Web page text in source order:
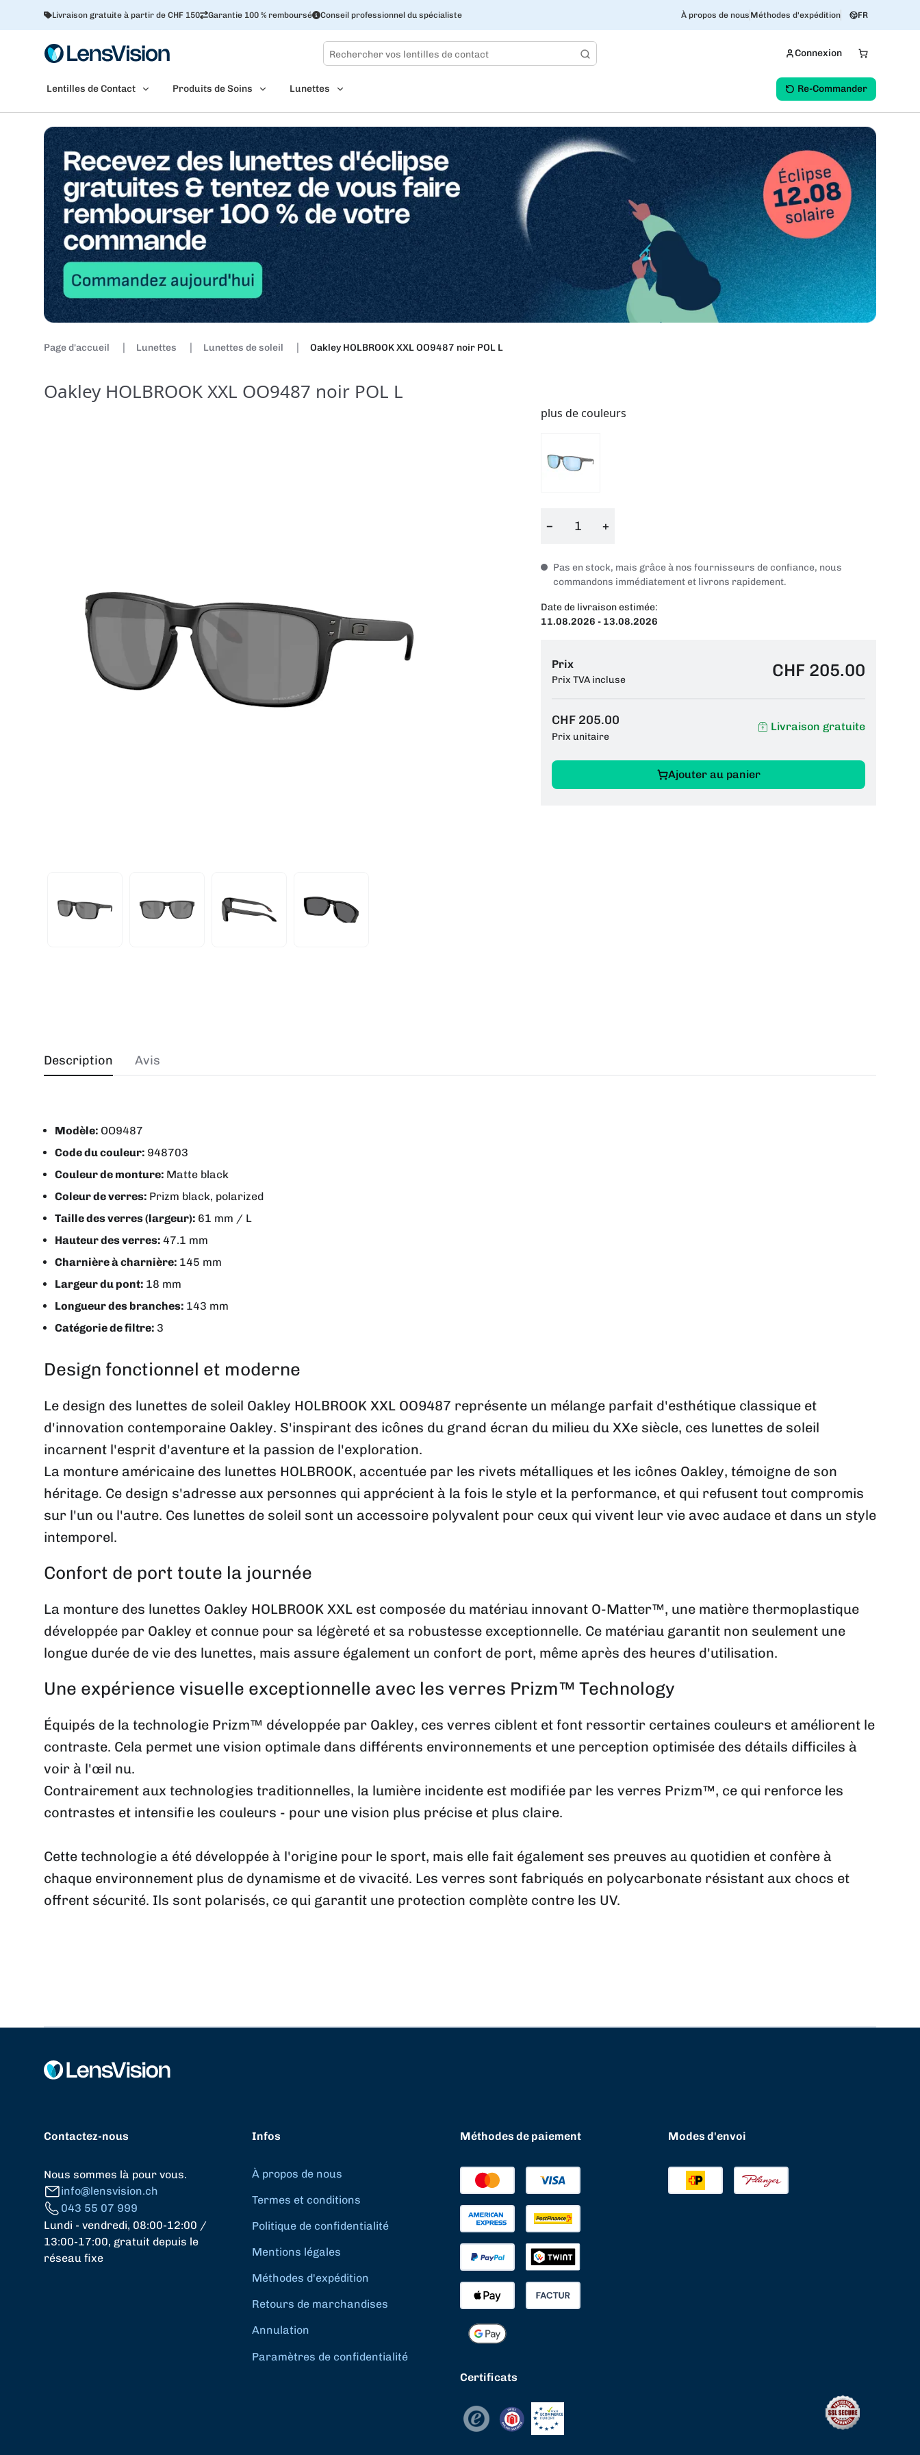
Livraison gratuite à partir de CHF 150 Garantie 100 % remboursé Conseil professionnel du spécialiste À propos de nous Méthodes d'expédition FR
Connexion
Lentilles de Contact Produits de Soins Lunettes Re-Commander
Page d'accueil Lunettes Lunettes de soleil Oakley HOLBROOK XXL OO9487 noir POL L
Oakley HOLBROOK XXL OO9487 noir POL L
plus de couleurs
− +
Pas en stock, mais grâce à nos fournisseurs de confiance, nous
commandons immédiatement et livrons rapidement.
Date de livraison estimée:
11.08.2026 - 13.08.2026
Prix
Prix TVA incluse CHF 205.00
CHF 205.00
Prix unitaire
Livraison gratuite
Ajouter au panier
Description
Modèle: OO9487
Code du couleur: 948703
Couleur de monture: Matte black
Coleur de verres: Prizm black, polarized
Taille des verres (largeur): 61 mm / L
Hauteur des verres: 47.1 mm
Charnière à charnière: 145 mm
Largeur du pont: 18 mm
Longueur des branches: 143 mm
Catégorie de filtre: 3
Design fonctionnel et moderne
Le design des lunettes de soleil Oakley HOLBROOK XXL OO9487 représente un mélange parfait d'esthétique classique et
d'innovation contemporaine Oakley. S'inspirant des icônes du grand écran du milieu du XXe siècle, ces lunettes de soleil
incarnent l'esprit d'aventure et la passion de l'exploration.
La monture américaine des lunettes HOLBROOK, accentuée par les rivets métalliques et les icônes Oakley, témoigne de son
héritage. Ce design s'adresse aux personnes qui apprécient à la fois le style et la performance, et qui refusent tout compromis
sur l'un ou l'autre. Ces lunettes de soleil sont un accessoire polyvalent pour ceux qui vivent leur vie avec audace et dans un style
intemporel.
Confort de port toute la journée
La monture des lunettes Oakley HOLBROOK XXL est composée du matériau innovant O-Matter™, une matière thermoplastique
développée par Oakley et connue pour sa légèreté et sa robustesse exceptionnelle. Ce matériau garantit non seulement une
longue durée de vie des lunettes, mais assure également un confort de port, même après des heures d'utilisation.
Une expérience visuelle exceptionnelle avec les verres Prizm™ Technology
Équipés de la technologie Prizm™ développée par Oakley, ces verres ciblent et font ressortir certaines couleurs et améliorent le
contraste. Cela permet une vision optimale dans différents environnements et une perception optimisée des détails difficiles à
voir à l'œil nu.
Contrairement aux technologies traditionnelles, la lumière incidente est modifiée par les verres Prizm™, ce qui renforce les
contrastes et intensifie les couleurs - pour une vision plus précise et plus claire.
Cette technologie a été développée à l'origine pour le sport, mais elle fait également ses preuves au quotidien et confère à
chaque environnement plus de dynamisme et de vivacité. Les verres sont fabriqués en polycarbonate résistant aux chocs et
offrent sécurité. Ils sont polarisés, ce qui garantit une protection complète contre les UV.
Avis
Contactez-nous
Nous sommes là pour vous.
info@lensvision.ch
043 55 07 999
Lundi - vendredi, 08:00-12:00 /
13:00-17:00, gratuit depuis le
réseau fixe
Infos
À propos de nous
Termes et conditions
Politique de confidentialité
Mentions légales
Méthodes d'expédition
Retours de marchandises
Annulation
Paramètres de confidentialité
Méthodes de paiement
Certificats
Modes d'envoi